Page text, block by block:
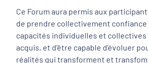
Ce Forum aura permis aux
de prendre collectivement confiance
capacités individuelles et collectives
acquis, et d’être capable d’évoluer
réalités qui transforment et